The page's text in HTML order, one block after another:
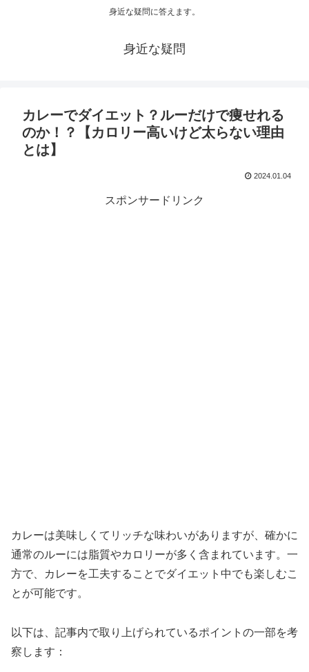
身近な疑問に答えます。
身近な疑問
カレーでダイエット？ルーだけで痩せれる
のか！？【カロリー高いけど太らない理由
とは】
2024.01.04
スポンサードリンク
カレーは美味しくてリッチな味わいがありますが、確かに
通常のルーには脂質やカロリーが多く含まれています。一
方で、カレーを工夫することでダイエット中でも楽しむこ
とが可能です。
以下は、記事内で取り上げられているポイントの一部を考
察します：